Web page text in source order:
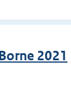
2021